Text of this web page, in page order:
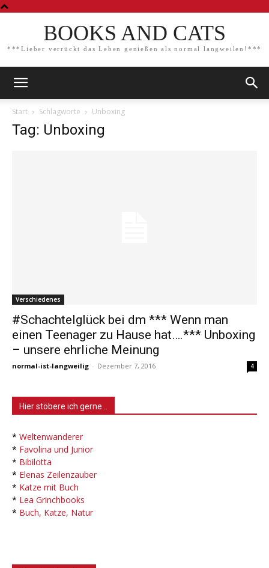
BOOKS AND CATS
***Lieber verrückt das Leben genießen als normal langweilen!***
Start Schlagworte Unboxing
Tag: Unboxing
Verschiedenes
#Schachtelglück bei dm *** Wenn man
einen Teenager zu Hause hat….*** Unboxing
– unsere ehrliche Meinung
normal-ist-langweilig - Dezember 7, 2016 4
Hier stöbere ich gerne…
* Weltenwanderer
* Favolina und Junior
* Bibilotta
* Elenas Zeilenzauber
* Katze mit Buch
* Lea Grinchbooks
* Buch, Katze, Natur